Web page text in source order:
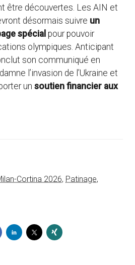
être découvertes. Les AIN et
désormais suivre un
spécial pour pouvoir
olympiques. Anticipant
son communiqué en
l’invasion de l’Ukraine et
un soutien financier aux
Cortina 2026, Patinage,